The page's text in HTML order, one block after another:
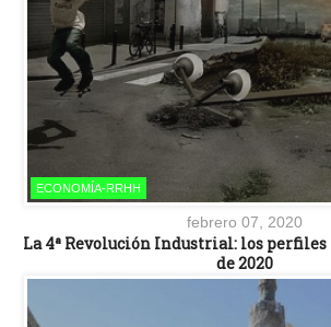
ECONOMÍA-RRHH
febrero 07, 2020
La 4ª Revolución Industrial: los
de 2020